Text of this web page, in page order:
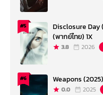
#5
Disclosure Day
(พากย์ไทย) 1X
3.8 2026
#6 Weapons
0.0 2025